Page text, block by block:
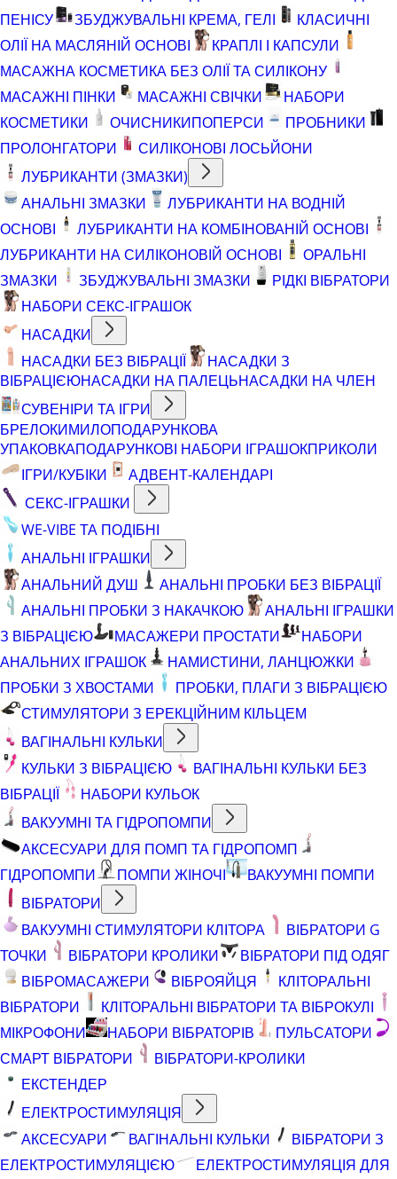
ПЕНІСУ
ЗБУДЖУВАЛЬНІ КРЕМА, ГЕЛІ
КЛАСИЧНІ
ОЛІЇ НА МАСЛЯНІЙ ОСНОВІ
КРАПЛІ І КАПСУЛИ
МАСАЖНА КОСМЕТИКА БЕЗ ОЛІЇ ТА СИЛІКОНУ
МАСАЖНІ ПІНКИ
МАСАЖНІ СВІЧКИ
НАБОРИ
КОСМЕТИКИ
ОЧИСНИКИПОПЕРСИ
ПРОБНИКИ
ПРОЛОНГАТОРИ
СИЛІКОНОВІ ЛОСЬЙОНИ
ЛУБРИКАНТИ (ЗМАЗКИ)
АНАЛЬНІ ЗМАЗКИ
ЛУБРИКАНТИ НА ВОДНІЙ
ОСНОВІ
ЛУБРИКАНТИ НА КОМБІНОВАНІЙ ОСНОВІ
ЛУБРИКАНТИ НА СИЛІКОНОВІЙ ОСНОВІ
ОРАЛЬНІ
ЗМАЗКИ
ЗБУДЖУВАЛЬНІ ЗМАЗКИ
РІДКІ ВІБРАТОРИ
НАБОРИ СЕКС-ІГРАШОК
НАСАДКИ
НАСАДКИ БЕЗ ВІБРАЦІЇ
НАСАДКИ З
ВІБРАЦІЄЮНАСАДКИ НА ПАЛЕЦЬНАСАДКИ НА ЧЛЕН
СУВЕНІРИ ТА ІГРИ
БРЕЛОКИМИЛОПОДАРУНКОВА
УПАКОВКАПОДАРУНКОВІ НАБОРИ ІГРАШОКПРИКОЛИ
ІГРИ/КУБІКИ
АДВЕНТ-КАЛЕНДАРІ
СЕКС-ІГРАШКИ
WE-VIBE ТА ПОДІБНІ
АНАЛЬНІ ІГРАШКИ
АНАЛЬНИЙ ДУШ
АНАЛЬНІ ПРОБКИ БЕЗ ВІБРАЦІЇ
АНАЛЬНІ ПРОБКИ З НАКАЧКОЮ
АНАЛЬНІ ІГРАШКИ
З ВІБРАЦІЄЮ
МАСАЖЕРИ ПРОСТАТИ
НАБОРИ
АНАЛЬНИХ ІГРАШОК
НАМИСТИНИ, ЛАНЦЮЖКИ
ПРОБКИ З ХВОСТАМИ
ПРОБКИ, ПЛАГИ З ВІБРАЦІЄЮ
СТИМУЛЯТОРИ З ЕРЕКЦІЙНИМ КІЛЬЦЕМ
ВАГІНАЛЬНІ КУЛЬКИ
КУЛЬКИ З ВІБРАЦІЄЮ
ВАГІНАЛЬНІ КУЛЬКИ БЕЗ
ВІБРАЦІЇ
НАБОРИ КУЛЬОК
ВАКУУМНІ ТА ГІДРОПОМПИ
АКСЕСУАРИ ДЛЯ ПОМП ТА ГІДРОПОМП
ГІДРОПОМПИ
ПОМПИ ЖІНОЧІ
ВАКУУМНІ ПОМПИ
ВІБРАТОРИ
ВАКУУМНІ СТИМУЛЯТОРИ КЛІТОРА
ВІБРАТОРИ G
ТОЧКИ
ВІБРАТОРИ КРОЛИКИ
ВІБРАТОРИ ПІД ОДЯГ
ВІБРОМАСАЖЕРИ
ВІБРОЯЙЦЯ
КЛІТОРАЛЬНІ
ВІБРАТОРИ
КЛІТОРАЛЬНІ ВІБРАТОРИ ТА ВІБРОКУЛІ
МІКРОФОНИ
НАБОРИ ВІБРАТОРІВ
ПУЛЬСАТОРИ
СМАРТ ВІБРАТОРИ
ВІБРАТОРИ-КРОЛИКИ
ЕКСТЕНДЕР
ЕЛЕКТРОСТИМУЛЯЦІЯ
АКСЕСУАРИ
ВАГІНАЛЬНІ КУЛЬКИ
ВІБРАТОРИ З
ЕЛЕКТРОСТИМУЛЯЦІЄЮ
ЕЛЕКТРОСТИМУЛЯЦІЯ ДЛЯ